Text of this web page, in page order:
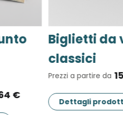
Cartoline e inviti
nobilitati
Prezzi a partire da 43,90 €
Dettagli prodotto